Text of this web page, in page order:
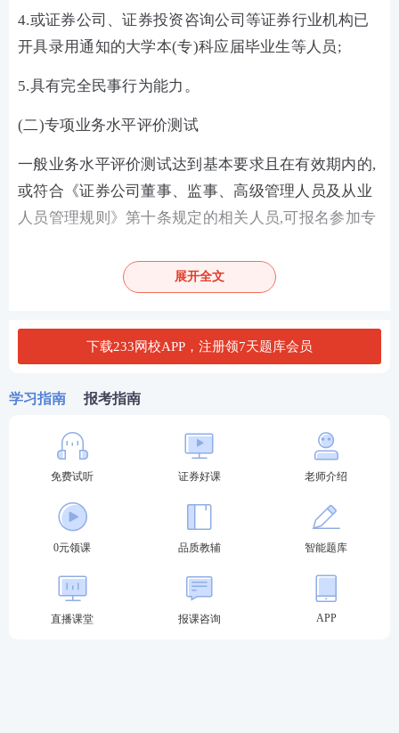
4.或证券公司、证券投资咨询公司等证券行业机构已
开具录用通知的大学本(专)科应届毕业生等人员;
5.具有完全民事行为能力。
(二)专项业务水平评价测试
一般业务水平评价测试达到基本要求且在有效期内的,
或符合《证券公司董事、监事、高级管理人员及从业
人员管理规则》第十条规定的相关人员,可报名参加专
按照《监督管理办法》第八条、第五十六条规定以及
般业务水平评价测试达到基本要求且在有效期内的人
员，可报名参加高级管理人员水平评价测试。
贵州证券从业水平测试报考流程：
第一步：登录中国证券业协会-从业人员-水平评价测
试平台-水平评价测试报名-选择对应报名入口进入。
2024年证券考试报名入口
第二步：输入-用户名-密码-验证码登录。（新用户先
注册账号）
展开全文
下载233网校APP，注册领7天题库会员
学习指南 报考指南
免费试听 证券好课 老师介绍
0元领课 品质教辅 智能题库
直播课堂 报课咨询 APP